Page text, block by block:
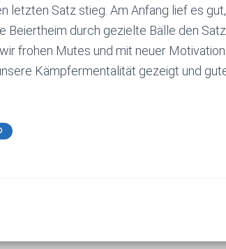
letzten Satz stieg. Am Anfang lief es
Beiertheim durch gezielte Bälle den Satz
frohen Mutes und mit neuer
Kämpfermentalität gezeigt und